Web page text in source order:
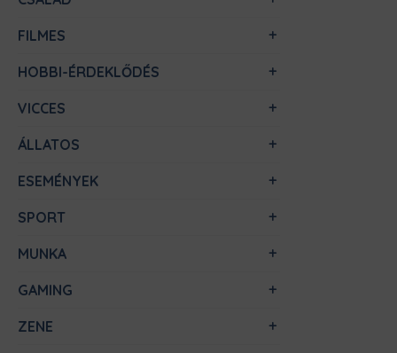
FILMES
HOBBI-ÉRDEKLŐDÉS
VICCES
ÁLLATOS
ESEMÉNYEK
SPORT
MUNKA
GAMING
ZENE